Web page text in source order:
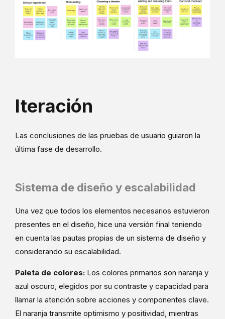
Iteración
Las conclusiones de las pruebas de usuario guiaron la
última fase de desarrollo.
Sistema de diseño y escalabilidad
Una vez que todos los elementos necesarios estuvieron
presentes en el diseño, hice una versión final teniendo
en cuenta las pautas propias de un sistema de diseño y
considerando su escalabilidad.
Paleta de colores: Los colores primarios son naranja y
azul oscuro, elegidos por su contraste y capacidad para
llamar la atención sobre acciones y componentes clave.
El naranja transmite optimismo y positividad, mientras